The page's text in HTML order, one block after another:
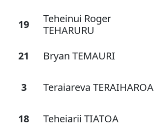
19
Teheinui Roger
TEHARURU
21 Bryan TEMAURI
3 Teraiareva TERAIHAROA
18 Teheiarii TIATOA